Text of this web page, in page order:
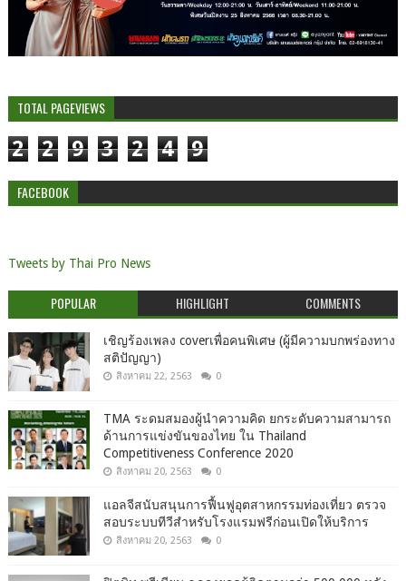
TOTAL PAGEVIEWS
2 2 9 3 2 4 9
FACEBOOK
Tweets by Thai Pro News
POPULAR HIGHLIGHT COMMENTS
เชิญร้องเพลง coverเพื่อคนพิเศษ (ผู้มีความบกพร่องทาง
สติปัญญา)
สิงหาคม 22, 2563 0
TMA ระดมสมองผู้นำความคิด ยกระดับความสามารถ
ด้านการแข่งขันของไทย ใน Thailand
Competitiveness Conference 2020
สิงหาคม 20, 2563 0
แอลจีสนับสนุนการฟื้นฟูอุตสาหกรรมท่องเที่ยว ตรวจ
สอบระบบทีวีสำหรับโรงแรมฟรีก่อนเปิดให้บริการ
สิงหาคม 20, 2563 0